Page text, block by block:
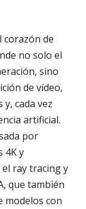
corazón de
no solo el
sino
de vídeo,
cada vez
artificial.
por
4K y
ray tracing y
que también
modelos con